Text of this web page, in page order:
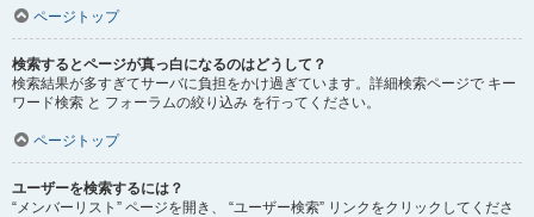
ページトップ
検索するとページが真っ白になるのはどうして？
検索結果が多すぎてサーバに負担をかけ過ぎています。詳細検索ページで キー
ワード検索 と フォーラムの絞り込み を行ってください。
ページトップ
ユーザーを検索するには？
“メンバーリスト” ページを開き、 “ユーザー検索” リンクをクリックしてくださ